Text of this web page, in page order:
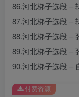
86.河北梆子选段 –
87.河北梆子选段 –
88.河北梆子选段 –
89.河北梆子选段 –
90.河北梆子选段 –
付费资源